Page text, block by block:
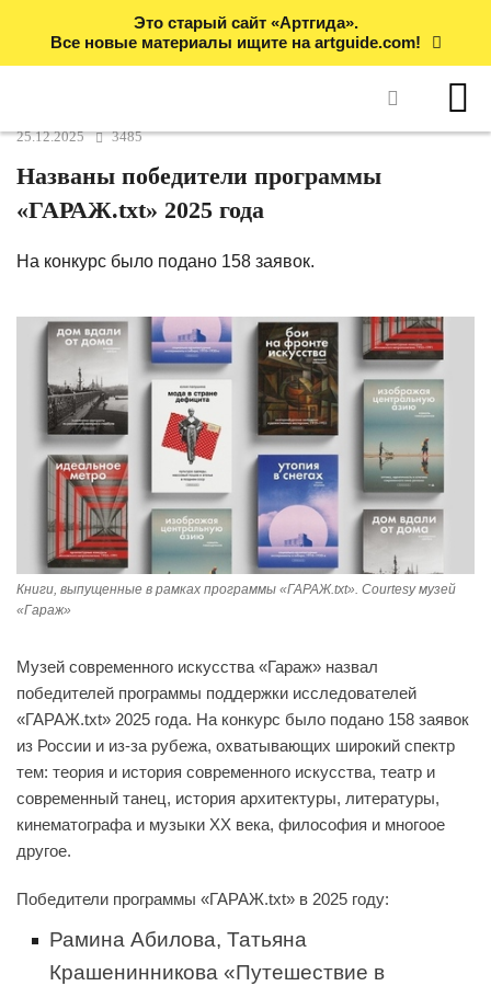
Это старый сайт «Артгида».
Все новые материалы ищите на artguide.com!
25.12.2025 3485
Названы победители программы
«ГАРАЖ.txt» 2025 года
На конкурс было подано 158 заявок.
Книги, выпущенные в рамках программы «ГАРАЖ.txt». Courtesy музей
«Гараж»
Музей современного искусства «Гараж» назвал
победителей программы поддержки исследователей
«ГАРАЖ.txt» 2025 года. На конкурс было подано 158 заявок
из России и из-за рубежа, охватывающих широкий спектр
тем: теория и история современного искусства, театр и
современный танец, история архитектуры, литературы,
кинематографа и музыки XX века, философия и многоое
другое.
Победители программы «ГАРАЖ.txt» в 2025 году:
Рамина Абилова, Татьяна
Крашенинникова «Путешествие в